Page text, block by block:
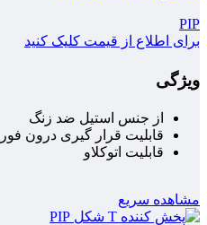
PIP
برای اطلاع از قیمت کلیک کنید
ویژگی
از جنس استیل ضد زنگ
قابلیت قرار گیری درون فور
قابلیت اتوکلاو
مشاهده سریع